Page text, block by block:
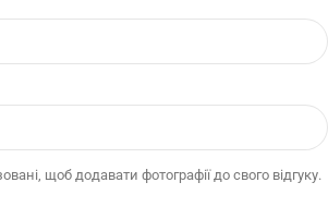
щоб додавати фотографії до свого відгуку.